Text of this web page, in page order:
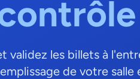
validez les billets à
de votre